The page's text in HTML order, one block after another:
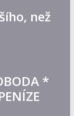
než
*